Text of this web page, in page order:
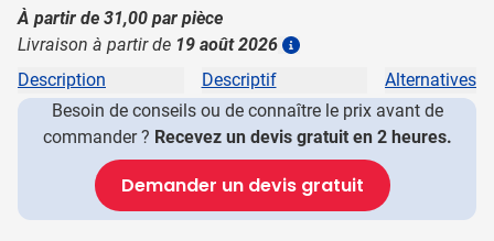
À partir de 31,00 par pièce
Livraison à partir de 19 août 2026
Description Descriptif
Alternatives
Besoin de conseils ou de connaître le prix avant de
commander ? Recevez un devis gratuit en 2 heures.
Demander un devis gratuit